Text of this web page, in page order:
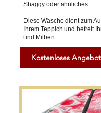
Shaggy oder ähnliches.
Diese Wäsche dient zum
Ihrem Teppich und befreit
und Milben.
Kostenloses